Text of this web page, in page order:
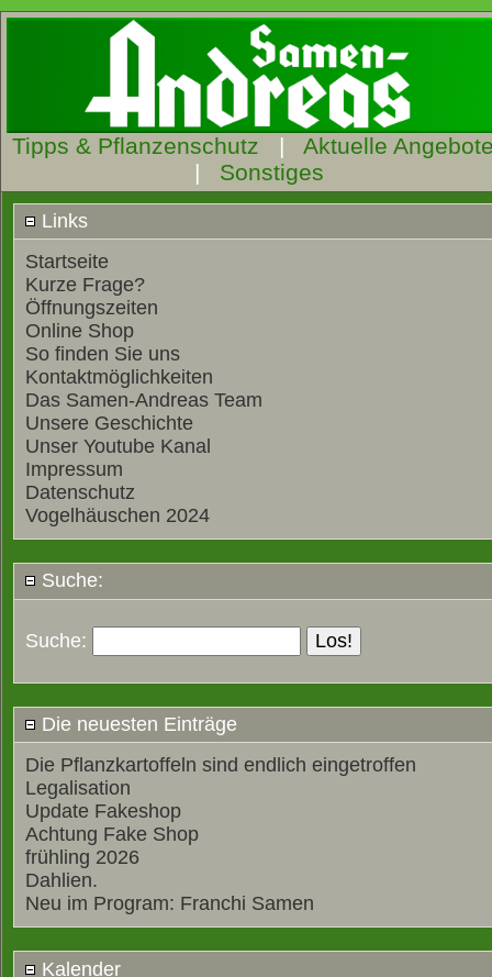
Tipps & Pflanzenschutz | Aktuelle
| Sonstiges
Links
Startseite
Kurze Frage?
Öffnungszeiten
Online Shop
So finden Sie uns
Kontaktmöglichkeiten
Das Samen-Andreas Team
Unsere Geschichte
Unser Youtube Kanal
Impressum
Datenschutz
Vogelhäuschen 2024
Suche:
Suche:
Die neuesten Einträge
Die Pflanzkartoffeln sind endlich eingetroffen
Legalisation
Update Fakeshop
Achtung Fake Shop
frühling 2026
Dahlien.
Neu im Program: Franchi Samen
Kalender